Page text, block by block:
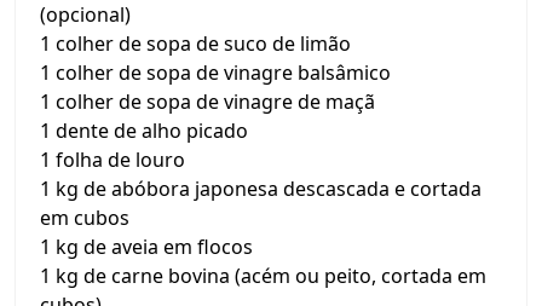
(opcional)
1 colher de sopa de suco de limão
1 colher de sopa de vinagre balsâmico
1 colher de sopa de vinagre de maçã
1 dente de alho picado
1 folha de louro
1 kg de abóbora japonesa descascada e cortada
em cubos
1 kg de aveia em flocos
1 kg de carne bovina (acém ou peito, cortada em